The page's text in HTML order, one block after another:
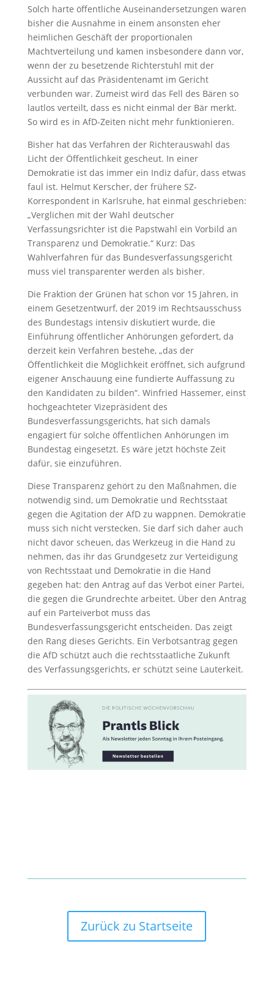
Solch harte öffentliche Auseinandersetzungen waren
bisher die Ausnahme in einem ansonsten eher
heimlichen Geschäft der proportionalen
Machtverteilung und kamen insbesondere dann vor,
wenn der zu besetzende Richterstuhl mit der
Aussicht auf das Präsidentenamt im Gericht
verbunden war. Zumeist wird das Fell des Bären so
lautlos verteilt, dass es nicht einmal der Bär merkt.
So wird es in AfD-Zeiten nicht mehr funktionieren.
Bisher hat das Verfahren der Richterauswahl das
Licht der Öffentlichkeit gescheut. In einer
Demokratie ist das immer ein Indiz dafür, dass etwas
faul ist. Helmut Kerscher, der frühere SZ-
Korrespondent in Karlsruhe, hat einmal geschrieben:
„Verglichen mit der Wahl deutscher
Verfassungsrichter ist die Papstwahl ein Vorbild an
Transparenz und Demokratie.“ Kurz: Das
Wahlverfahren für das Bundesverfassungsgericht
muss viel transparenter werden als bisher.
Die Fraktion der Grünen hat schon vor 15 Jahren, in
einem Gesetzentwurf, der 2019 im Rechtsausschuss
des Bundestags intensiv diskutiert wurde, die
Einführung öffentlicher Anhörungen gefordert, da
derzeit kein Verfahren bestehe, „das der
Öffentlichkeit die Möglichkeit eröffnet, sich aufgrund
eigener Anschauung eine fundierte Auffassung zu
den Kandidaten zu bilden“. Winfried Hassemer, einst
hochgeachteter Vizepräsident des
Bundesverfassungsgerichts, hat sich damals
engagiert für solche öffentlichen Anhörungen im
Bundestag eingesetzt. Es wäre jetzt höchste Zeit
dafür, sie einzuführen.
Diese Transparenz gehört zu den Maßnahmen, die
notwendig sind, um Demokratie und Rechtsstaat
gegen die Agitation der AfD zu wappnen. Demokratie
muss sich nicht verstecken. Sie darf sich daher auch
nicht davor scheuen, das Werkzeug in die Hand zu
nehmen, das ihr das Grundgesetz zur Verteidigung
von Rechtsstaat und Demokratie in die Hand
gegeben hat: den Antrag auf das Verbot einer Partei,
die gegen die Grundrechte arbeitet. Über den Antrag
auf ein Parteiverbot muss das
Bundesverfassungsgericht entscheiden. Das zeigt
den Rang dieses Gerichts. Ein Verbotsantrag gegen
die AfD schützt auch die rechtsstaatliche Zukunft
des Verfassungsgerichts, er schützt seine Lauterkeit.
Zurück zu Startseite